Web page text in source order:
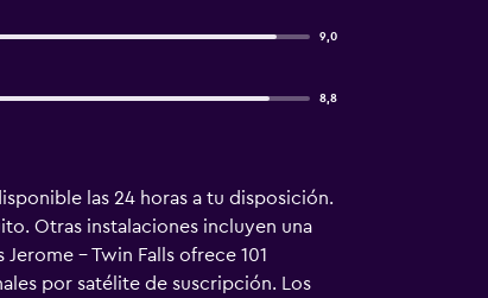
9,0
8,8
las 24 horas a tu disposición.
Otras instalaciones incluyen una
- Twin Falls ofrece 101
por satélite de suscripción. Los